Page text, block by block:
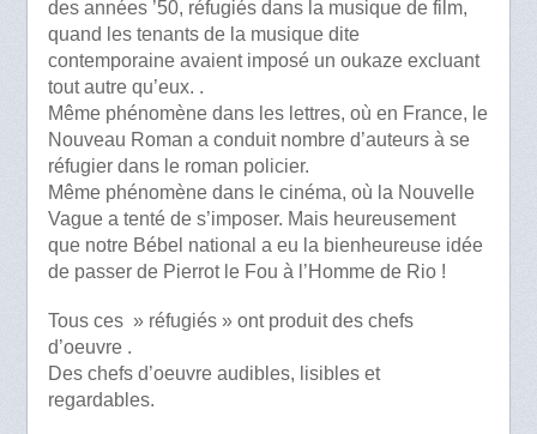
des années ’50, réfugiés dans la musique de film,
quand les tenants de la musique dite
contemporaine avaient imposé un oukaze excluant
tout autre qu’eux. .
Même phénomène dans les lettres, où en France, le
Nouveau Roman a conduit nombre d’auteurs à se
réfugier dans le roman policier.
Même phénomène dans le cinéma, où la Nouvelle
Vague a tenté de s’imposer. Mais heureusement
que notre Bébel national a eu la bienheureuse idée
de passer de Pierrot le Fou à l’Homme de Rio !
Tous ces » réfugiés » ont produit des chefs
d’oeuvre .
Des chefs d’oeuvre audibles, lisibles et
regardables.